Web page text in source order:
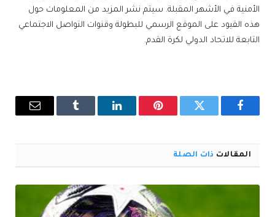
الأمنية في الأشهر المقبلة. سيتم نشر المزيد من المعلومات حول
هذه القيود على الموقع الرسمي للبطولة وقنوات التواصل الاجتماعي
التابعة للاتحاد الدولي لكرة القدم.
فيسبوك تويتر بينتيريستلينكدإن Tumblr
البريد
المقالات ذات الصلة